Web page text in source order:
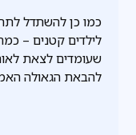
כמו כן להשתדל
לילדים קטנים –
שעומדים לצאת
להבאת הגאולה